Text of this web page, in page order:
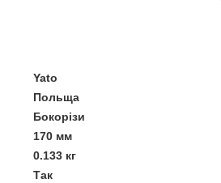
Yato
Польща
Бокорізи
170 мм
0.133 кг
Так